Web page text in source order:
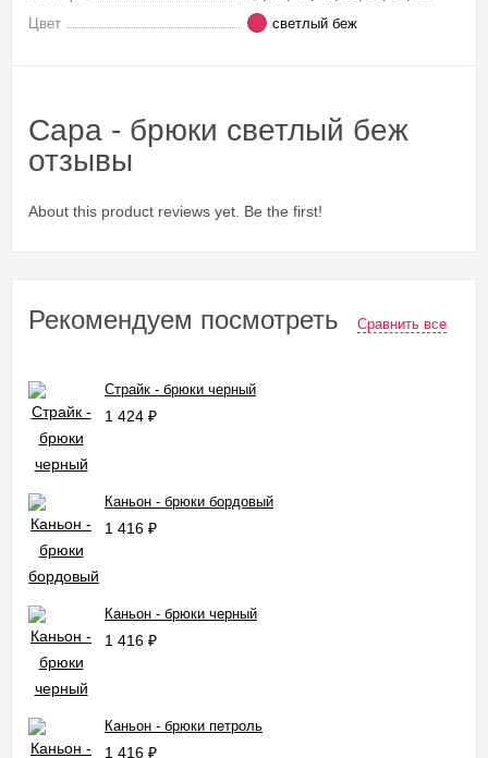
Цвет
светлый беж
Сара - брюки светлый беж
отзывы
About this product reviews yet. Be the first!
Рекомендуем посмотреть Сравнить все
Страйк - брюки черный
1 424 ₽
Каньон - брюки бордовый
1 416 ₽
Каньон - брюки черный
1 416 ₽
Каньон - брюки петроль
1 416 ₽